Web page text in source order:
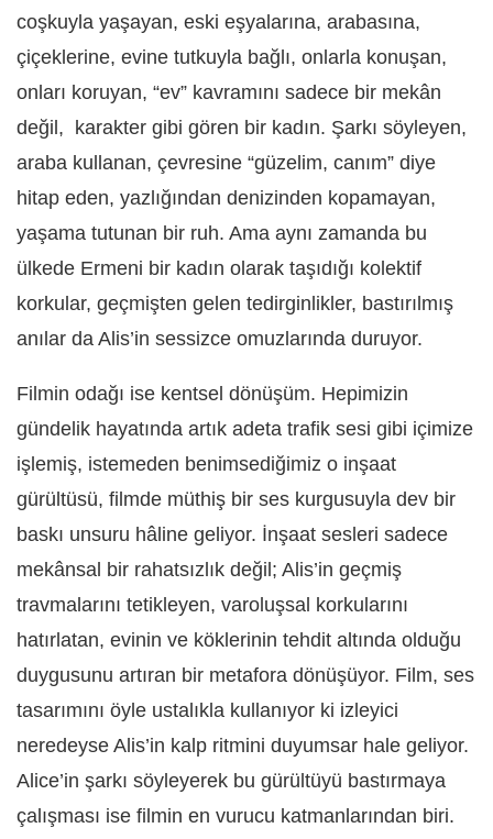
coşkuyla yaşayan, eski eşyalarına, arabasına,
çiçeklerine, evine tutkuyla bağlı, onlarla konuşan,
onları koruyan, “ev” kavramını sadece bir mekân
değil, karakter gibi gören bir kadın. Şarkı söyleyen,
araba kullanan, çevresine “güzelim, canım” diye
hitap eden, yazlığından denizinden kopamayan,
yaşama tutunan bir ruh. Ama aynı zamanda bu
ülkede Ermeni bir kadın olarak taşıdığı kolektif
korkular, geçmişten gelen tedirginlikler, bastırılmış
anılar da Alis’in sessizce omuzlarında duruyor.
Filmin odağı ise kentsel dönüşüm. Hepimizin
gündelik hayatında artık adeta trafik sesi gibi içimize
işlemiş, istemeden benimsediğimiz o inşaat
gürültüsü, filmde müthiş bir ses kurgusuyla dev bir
baskı unsuru hâline geliyor. İnşaat sesleri sadece
mekânsal bir rahatsızlık değil; Alis’in geçmiş
travmalarını tetikleyen, varoluşsal korkularını
hatırlatan, evinin ve köklerinin tehdit altında olduğu
duygusunu artıran bir metafora dönüşüyor. Film, ses
tasarımını öyle ustalıkla kullanıyor ki izleyici
neredeyse Alis’in kalp ritmini duyumsar hale geliyor.
Alice’in şarkı söyleyerek bu gürültüyü bastırmaya
çalışması ise filmin en vurucu katmanlarından biri.